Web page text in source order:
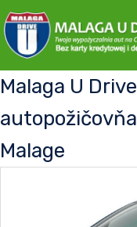
Malaga U
Malage